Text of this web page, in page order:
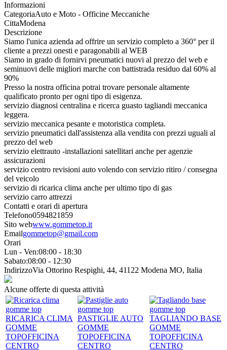
Informazioni
CategoriaAuto e Moto - Officine Meccaniche
CittaModena
Descrizione
Siamo l'unica azienda ad offrire un servizio completo a 360° per il
cliente a prezzi onesti e paragonabili al WEB
Siamo in grado di fornirvi pneumatici nuovi al prezzo del web e
seminuovi delle migliori marche con battistrada residuo dal 60% al
90%
Presso la nostra officina potrai trovare personale altamente
qualificato pronto per ogni tipo di esigenza.
servizio diagnosi centralina e ricerca guasto tagliandi meccanica
leggera.
servizio meccanica pesante e motoristica completa.
servizio pneumatici dall'assistenza alla vendita con prezzi uguali al
prezzo del web
servizio elettrauto -installazioni satellitari anche per agenzie
assicurazioni
servizio centro revisioni auto volendo con servizio ritiro / consegna
del veicolo
servizio di ricarica clima anche per ultimo tipo di gas
servizio carro attrezzi
Contatti e orari di apertura
Telefono0594821859
Sito webwww.gommetop.it
Emailgommetop@gmail.com
Orari
Lun - Ven:08:00 - 18:30
Sabato:08:00 - 12:30
IndirizzoVia Ottorino Respighi, 44, 41122 Modena MO, Italia
Alcune offerte di questa attività
RICARICA CLIMA
GOMME
TOPOFFICINA
CENTRO
PASTIGLIE AUTO
GOMME
TOPOFFICINA
CENTRO
TAGLIANDO BASE
GOMME
TOPOFFICINA
CENTRO